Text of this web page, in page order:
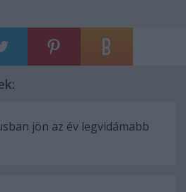
jön az év legvidámabb